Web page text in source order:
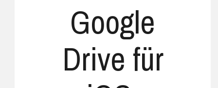
Google
Drive für